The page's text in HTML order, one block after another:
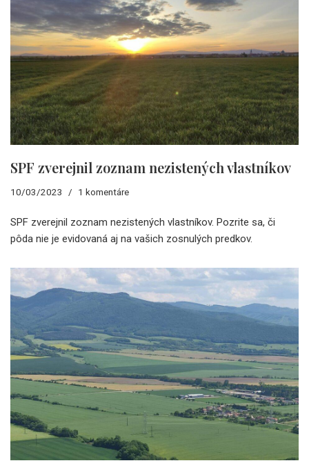
SPF zverejnil zoznam nezistených vlastníkov
10/03/2023 1 komentáre
SPF zverejnil zoznam nezistených vlastníkov. Pozrite sa, či
pôda nie je evidovaná aj na vašich zosnulých predkov.